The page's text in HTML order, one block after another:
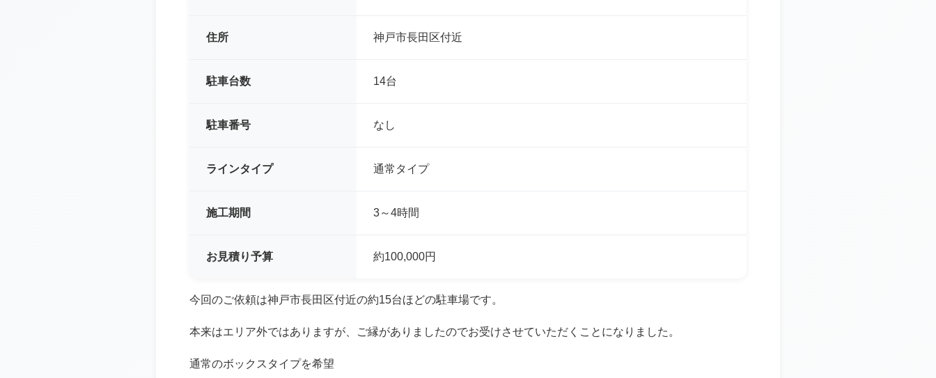
住所 神戸市長田区付近
駐車台数 14台
駐車番号 なし
ラインタイプ 通常タイプ
施工期間 3～4時間
お見積り予算 約100,000円
今回のご依頼は神戸市長田区付近の約15台ほどの駐車場です。
本来はエリア外ではありますが、ご縁がありましたのでお受けさせていただくことになりました。
通常のボックスタイプを希望